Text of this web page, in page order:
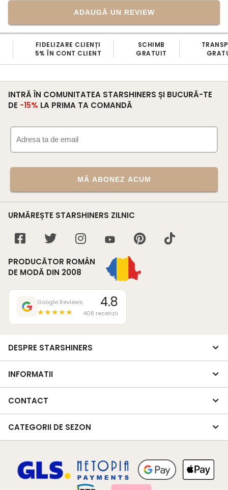
ADAUGĂ UN REVIEW
FIDELIZARE CLIENȚI
5% ÎN CONT CLIENT
SCHIMB
GRATUIT
INTRĂ ÎN COMUNITATEA STARSHINERS ȘI BUCURĂ-TE
DE -15% LA PRIMA TA COMANDĂ
MĂ ABONEZ ACUM
URMĂREȘTE STARSHINERS ZILNIC
PRODUCĂTOR ROMÂN
DE MODĂ DIN 2008
Google Reviews
★★★★★
4.8
408 recenzii
DESPRE STARSHINERS
INFORMATII
CONTACT
CATEGORII DE SEZON